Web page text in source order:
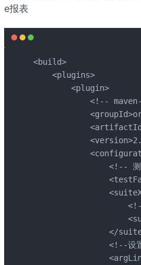
e报表
<build>
    <plugins>
        <plugin>
<!--
<!-- 测
</
<!--设